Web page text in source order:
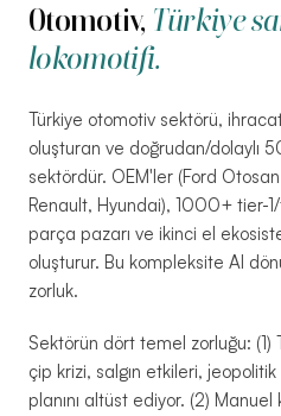
Otomotiv, Türkiye
lokomotifi.
Türkiye otomotiv sektörü,
oluşturan ve doğrudan/dolaylı
sektördür. OEM'ler (Ford
Renault, Hyundai), 1000+ tier-
parça pazarı ve ikinci el
oluşturur. Bu kompleksite AI
zorluk.
Sektörün dört temel zorluğu: (1)
çip krizi, salgın etkileri,
planını altüst ediyor. (2)